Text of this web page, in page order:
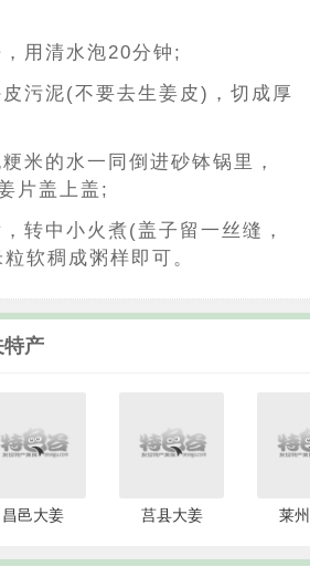
用清水泡20分钟;
污泥(不要去生姜皮)，切成厚
米的水一同倒进砂钵锅里，
片盖上盖;
转中小火煮(盖子留一丝缝，
软稠成粥样即可。
产
昌邑大姜 莒县大姜 莱